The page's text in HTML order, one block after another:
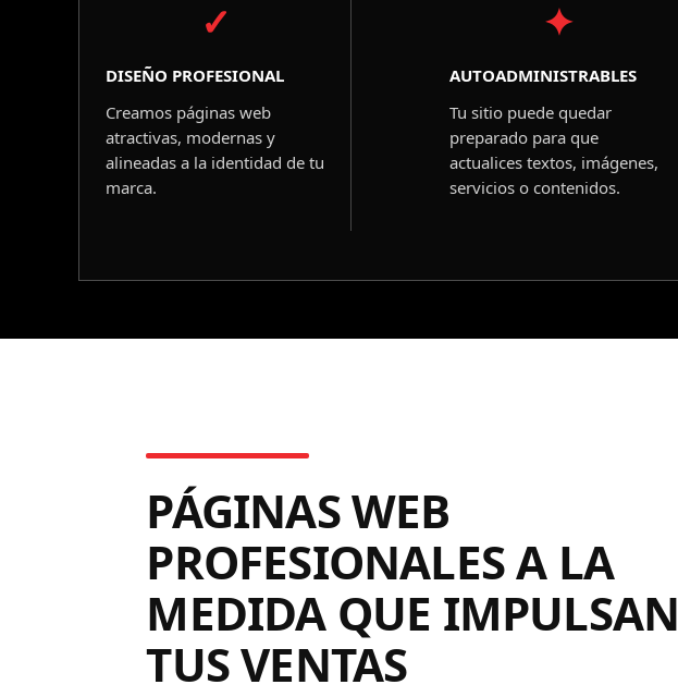
✓
DISEÑO PROFESIONAL
Creamos páginas web
atractivas, modernas y
alineadas a la identidad de tu
marca.
✦
AUTOADMINISTRABLES
Tu sitio puede quedar
preparado para que
actualices textos, imágenes,
servicios o contenidos.
PÁGINAS WEB
PROFESIONALES A LA
MEDIDA QUE IMPULSAN
TUS VENTAS